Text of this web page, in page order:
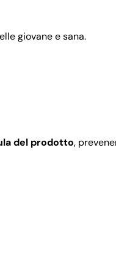
giovane e sana.
del prodotto,